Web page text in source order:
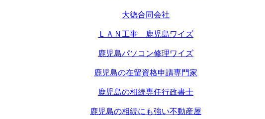
大徳合同会社
ＬＡＮ工事 鹿児島ワイズ
鹿児島パソコン修理ワイズ
鹿児島の在留資格申請専門家
鹿児島の相続専任行政書士
鹿児島の相続にも強い不動産屋